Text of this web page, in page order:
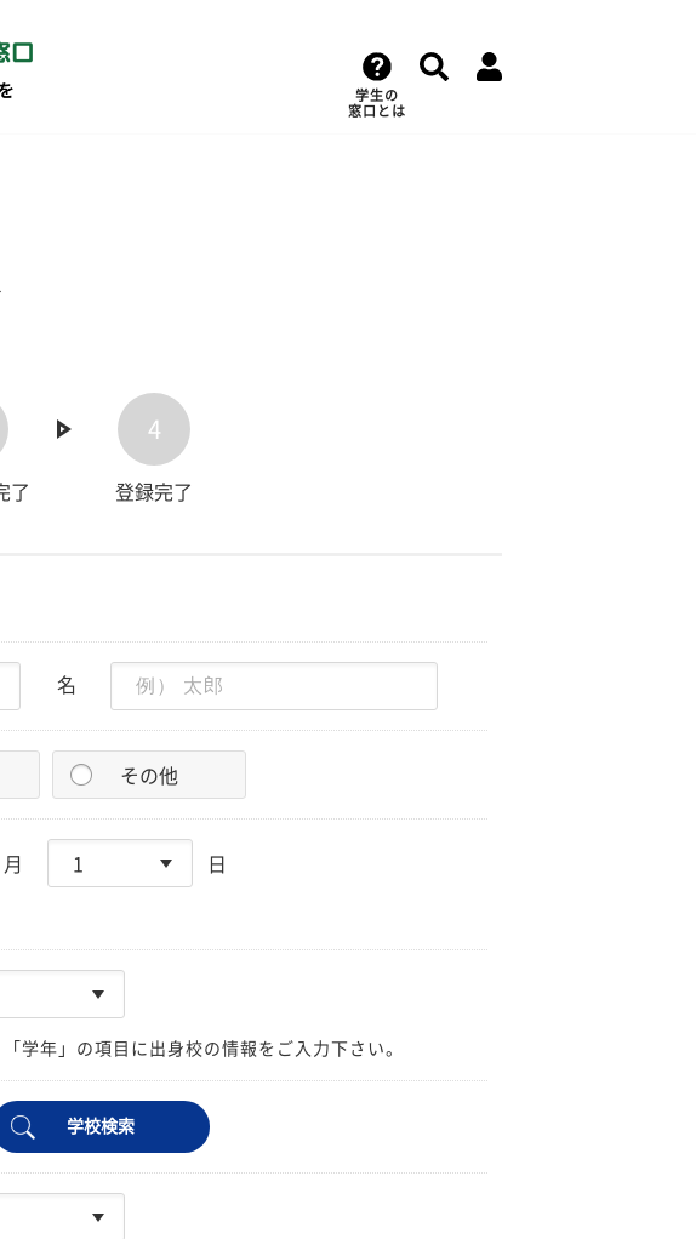
学生の
窓口とは
了
4
登録完了
名
その他
月 日
学年」の項目に出身校の情報をご入力下さい。
学校検索